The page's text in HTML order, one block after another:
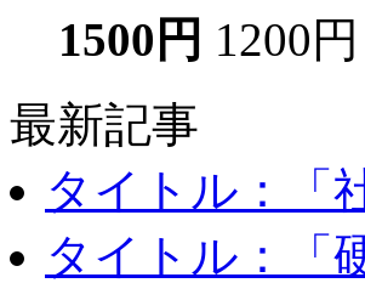
1500円 1200円
最新記事
タイトル：「
タイトル：「